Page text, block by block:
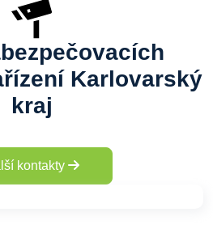
Karlovarský
kraj
kontakty